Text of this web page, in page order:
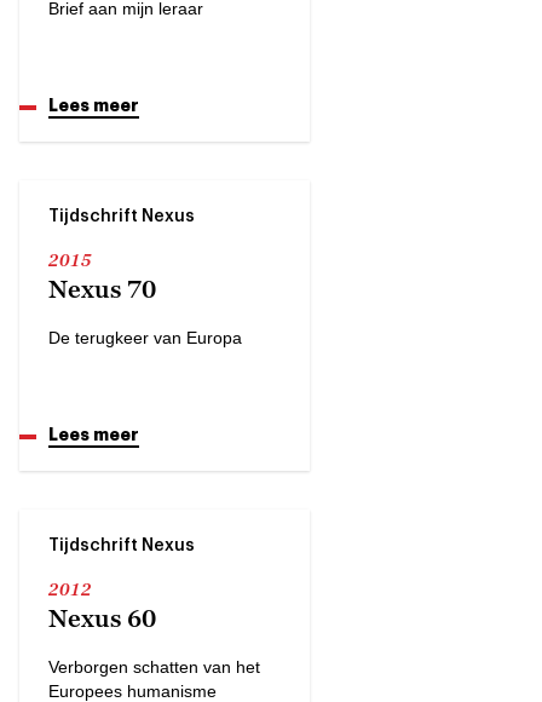
Brief aan mijn leraar
Lees meer
Tijdschrift Nexus
2015
Nexus 70
De terugkeer van Europa
Lees meer
Tijdschrift Nexus
2012
Nexus 60
Verborgen schatten van het
Europees humanisme